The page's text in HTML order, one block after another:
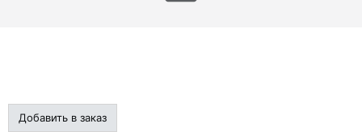
Добавить в заказ